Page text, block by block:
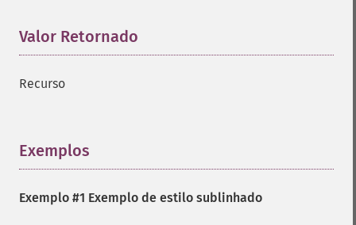
Valor Retornado
Recurso
Exemplos
Exemplo #1 Exemplo de estilo sublinhado